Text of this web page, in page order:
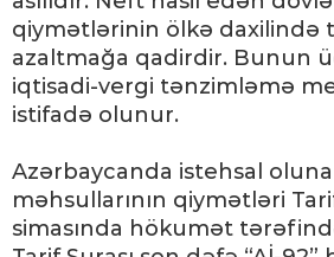
qiymətlərinin ölkə daxilində
azaltmağa qadirdir. Bunun
iqtisadi-vergi tənzimləmə
istifadə olunur.
Azərbaycanda istehsal
məhsullarının qiymətləri
simasında hökumət